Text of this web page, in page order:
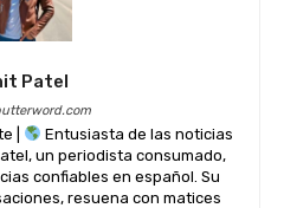
Patel
|
Entusiasta de las noticias
un periodista consumado,
confiables en español. Su
resuena con matices